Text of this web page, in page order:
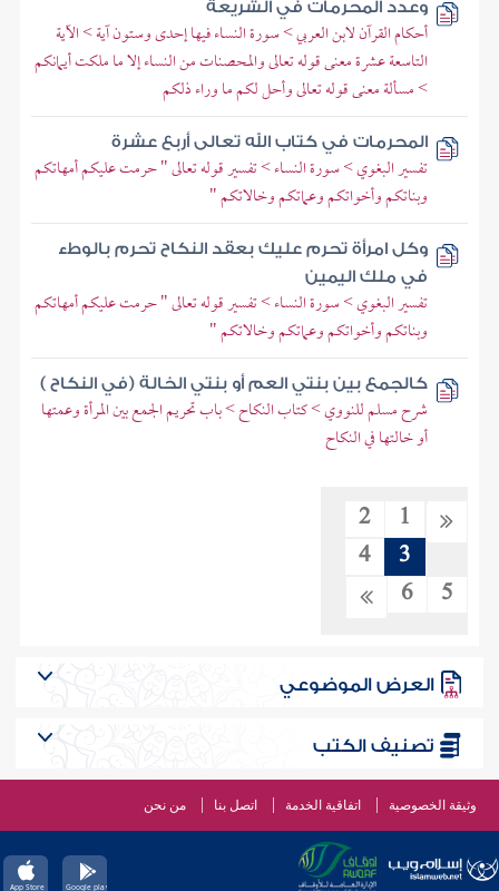
وعدد المحرمات في الشريعة
أحكام القرآن لابن العربي > سورة النساء فيها إحدى وستون آية > الآية
التاسعة عشرة معنى قوله تعالى والمحصنات من النساء إلا ما ملكت أيمانكم
> مسألة معنى قوله تعالى وأحل لكم ما وراء ذلكم
المحرمات في كتاب الله تعالى أربع عشرة
تفسير البغوي > سورة النساء > تفسير قوله تعالى " حرمت عليكم أمهاتكم
وبناتكم وأخواتكم وعماتكم وخالاتكم "
وكل امرأة تحرم عليك بعقد النكاح تحرم بالوطء
في ملك اليمين
تفسير البغوي > سورة النساء > تفسير قوله تعالى " حرمت عليكم أمهاتكم
وبناتكم وأخواتكم وعماتكم وخالاتكم "
كالجمع بين بنتي العم أو بنتي الخالة (في النكاح )
شرح مسلم للنووي > كتاب النكاح > باب تحريم الجمع بين المرأة وعمتها
أو خالتها في النكاح
1
2
3
4
5
6
العرض الموضوعي
تصنيف الكتب
وثيقة الخصوصية اتفاقية الخدمة اتصل بنا من نحن